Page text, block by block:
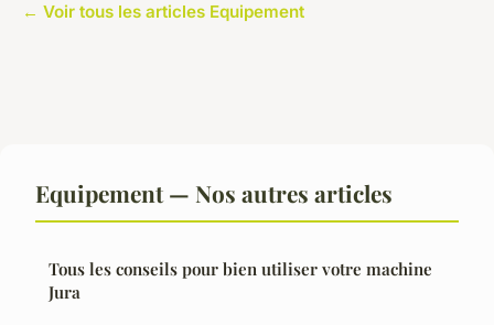
← Voir tous les articles Equipement
Equipement — Nos autres articles
Tous les conseils pour bien utiliser votre machine
Jura